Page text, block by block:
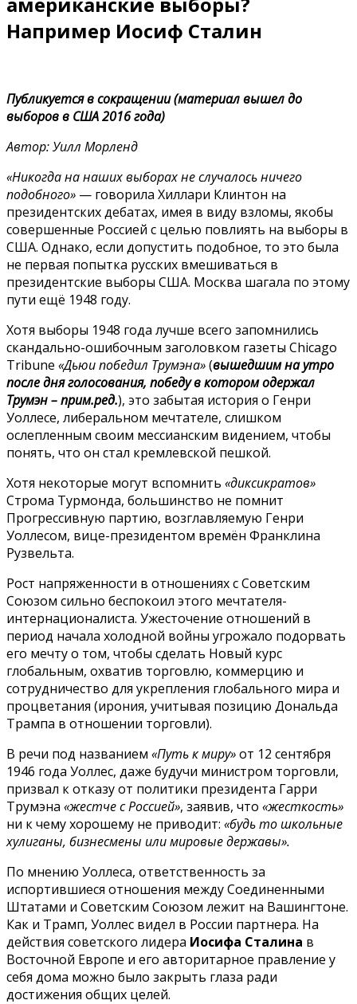
Например Иосиф Сталин
Публикуется в сокращении (материал вышел до
выборов в США 2016 года)
Автор: Уилл Морленд
«Никогда на наших выборах не случалось ничего
подобного» — говорила Хиллари Клинтон на
президентских дебатах, имея в виду взломы, якобы
совершенные Россией с целью повлиять на выборы в
США. Однако, если допустить подобное, то это была
не первая попытка русских вмешиваться в
президентские выборы США. Москва шагала по этому
пути ещё 1948 году.
Хотя выборы 1948 года лучше всего запомнились
скандально-ошибочным заголовком газеты Chicago
Tribune «Дьюи победил Трумэна»(вышедшим на утро
после дня голосования, победу в котором одержал
Трумэн – прим.ред.), это забытая история о Генри
Уоллесе, либеральном мечтателе, слишком
ослепленным своим мессианским видением, чтобы
понять, что он стал кремлевской пешкой.
Хотя некоторые могут вспомнить «диксикратов»
Строма Турмонда, большинство не помнит
Прогрессивную партию, возглавляемую Генри
Уоллесом, вице-президентом времён Франклина
Рузвельта.
Рост напряженности в отношениях с Советским
Союзом сильно беспокоил этого мечтателя-
интернационалиста. Ужесточение отношений в
период начала холодной войны угрожало подорвать
его мечту о том, чтобы сделать Новый курс
глобальным, охватив торговлю, коммерцию и
сотрудничество для укрепления глобального мира и
процветания (ирония, учитывая позицию Дональда
Трампа в отношении торговли).
В речи под названием «Путь к миру»от 12 сентября
1946 года Уоллес, даже будучи министром торговли,
призвал к отказу от политики президента Гарри
Трумэна «жестче с Россией», заявив, что «жесткость»
ни к чему хорошему не приводит: «будь то школьные
хулиганы, бизнесмены или мировые державы».
По мнению Уоллеса, ответственность за
испортившиеся отношения между Соединенными
Штатами и Советским Союзом лежит на Вашингтоне.
Как и Трамп, Уоллес видел в России партнера. На
действия советского лидера Иосифа Сталина в
Восточной Европе и его авторитарное правление у
себя дома можно было закрыть глаза ради
достижения общих целей.